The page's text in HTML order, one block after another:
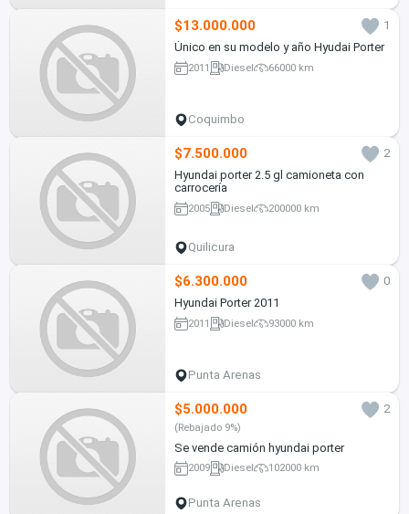
$13.000.000
1
Único en su modelo y año Hyudai Porter
2011 Diesel 66000 km
Coquimbo
$7.500.000
2
Hyundai porter 2.5 gl camioneta con
carrocería
2005 Diesel 200000 km
Quilicura
$6.300.000
0
Hyundai Porter 2011
2011 Diesel 93000 km
Punta Arenas
$5.000.000 2
(Rebajado 9%)
Se vende camión hyundai porter
2009 Diesel 102000 km
Punta Arenas